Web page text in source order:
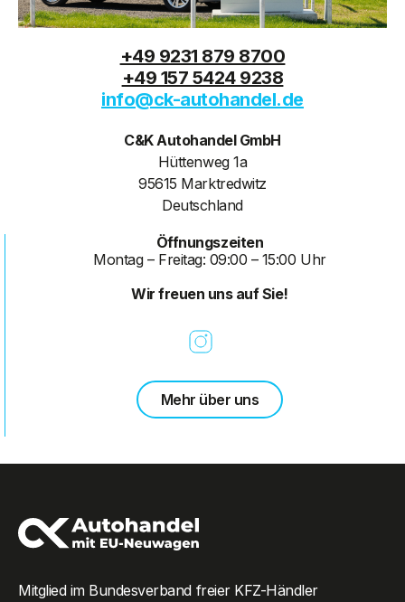
+49 9231 879 8700
+49 157 5424 9238
info@ck-autohandel.de
C&K Autohandel GmbH
Hüttenweg 1a
95615 Marktredwitz
Deutschland
Öffnungszeiten
Montag – Freitag: 09:00 – 15:00 Uhr
Wir freuen uns auf Sie!
Mehr über uns
Mitglied im Bundesverband freier KFZ-Händler